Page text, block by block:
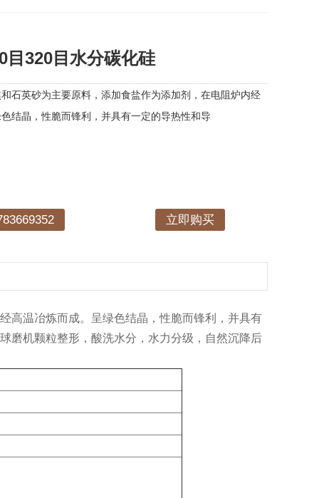
目320目水分碳化硅
石英砂为主要原料，添加食盐作为添加剂，在电阻炉内经
结晶，性脆而锋利，并具有一定的导热性和导
立即购买
高温冶炼而成。呈绿色结晶，性脆而锋利，并具有
磨机颗粒整形，酸洗水分，水力分级，自然沉降后